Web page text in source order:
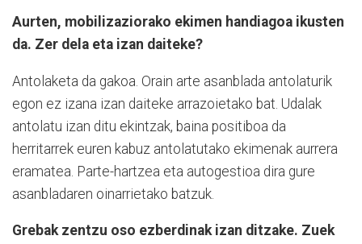
Aurten, mobilizaziorako ekimen handiagoa ikusten
da. Zer dela eta izan daiteke?
Antolaketa da gakoa. Orain arte asanblada antolaturik
egon ez izana izan daiteke arrazoietako bat. Udalak
antolatu izan ditu ekintzak, baina positiboa da
herritarrek euren kabuz antolatutako ekimenak aurrera
eramatea. Parte-hartzea eta autogestioa dira gure
asanbladaren oinarrietako batzuk.
Grebak zentzu oso ezberdinak izan ditzake. Zuek